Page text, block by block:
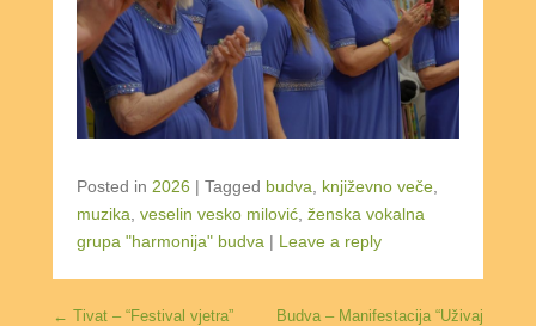
Posted in 2026 | Tagged budva književno veče
muzika veselin vesko milović ženska vokalna
grupa "harmonija" budva | Leave a reply
Post navigation
← Tivat – “Festival vjetra”
Budva – Manifestacija “Uživaj